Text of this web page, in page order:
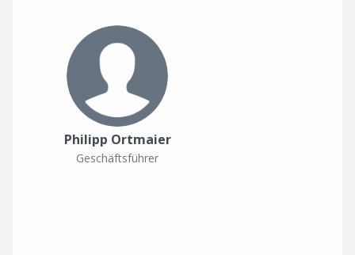
Philipp Ortmaier
Geschäftsführer